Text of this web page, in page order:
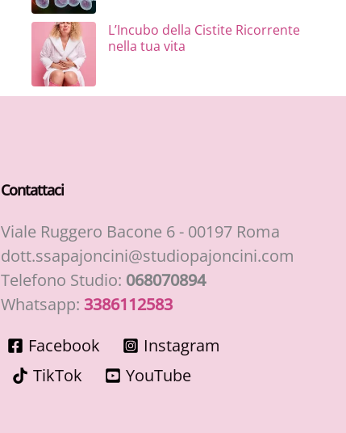
L’Incubo della Cistite Ricorrente
nella tua vita
Contattaci
Viale Ruggero Bacone 6 - 00197 Roma
dott.ssapajoncini@studiopajoncini.com
Telefono Studio: 068070894
Whatsapp: 3386112583
Facebook
Instagram
TikTok
YouTube